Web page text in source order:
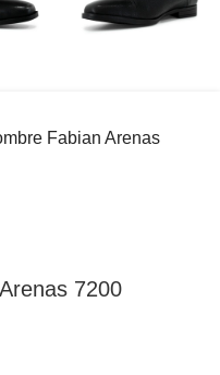
Fabian Arenas
7200